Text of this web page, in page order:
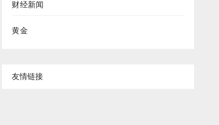
财经新闻
黄金
友情链接